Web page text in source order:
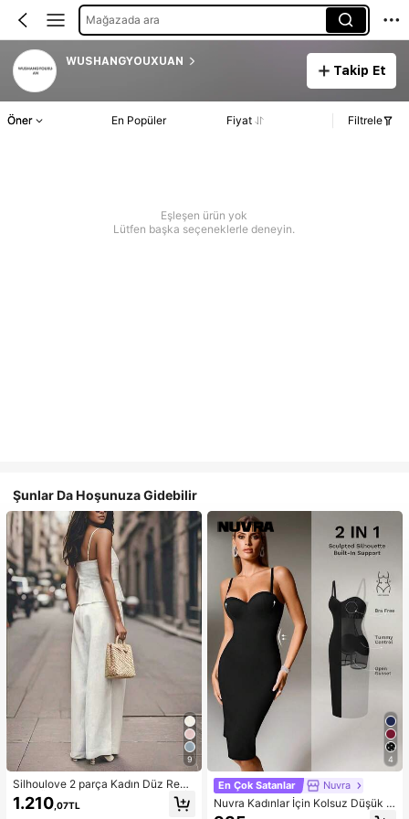
Mağazada ara
WUSHANGYOUXUAN
Takip Et
Öner En Popüler Fiyat Filtrele
Eşleşen ürün yok
Lütfen başka seçeneklerle deneyin.
Şunlar Da Hoşunuza Gidebilir
9
Silhoulove 2 parça Kadın Düz Renk
Atlet Üst ve Pantolon Takımı, Yaz İç
in Uygun Moda
1.210 ,07TL
4
En Çok Satanlar Nuvra
Nuvra Kadınlar İçin Kolsuz Düşük K
esimli Çift Katmanlı Karın Toparlayı